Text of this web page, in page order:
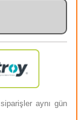
aynı gün